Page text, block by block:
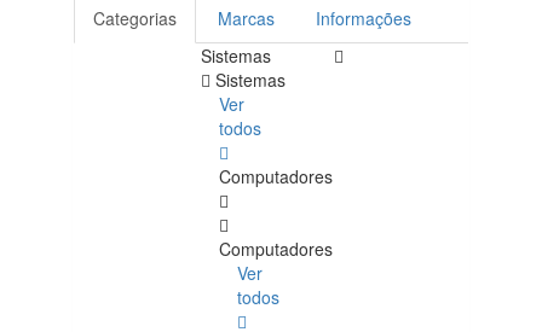
Categorias Marcas
Informações
Sistemas
Sistemas
Ver
todos
Computadores
Computadores
Ver
todos